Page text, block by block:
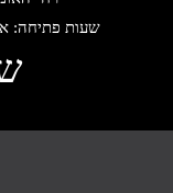
שעות פתיחה: א‘-ה‘ 10:00-18:00 ,